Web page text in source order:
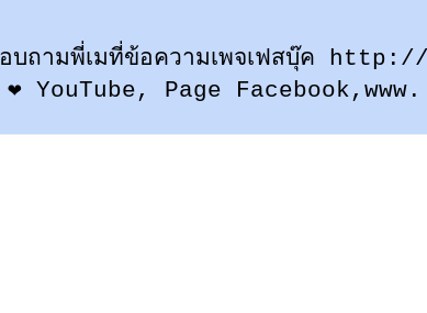
อบถามพี่เมที่ข้อความเพจเฟสบุ๊ค
Page Facebook,www.